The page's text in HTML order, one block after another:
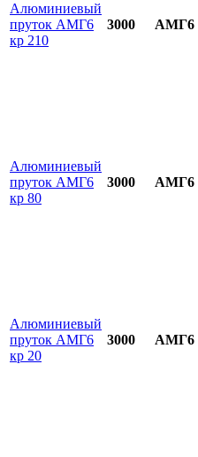
Алюминиевый
пруток АМГ6
кр 210
3000 АМГ6
Алюминиевый
пруток АМГ6
кр 80
3000 АМГ6
Алюминиевый
пруток АМГ6
кр 20
3000 АМГ6